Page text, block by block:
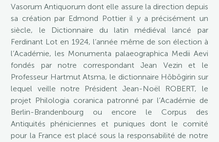
Vasorum Antiquorum dont elle assure la direction depuis
sa création par Edmond Pottier il y a précisément un
siècle, le Dictionnaire du latin médiéval lancé par
Ferdinant Lot en 1924, l’année même de son élection à
l’Académie, les Monumenta palaeographica Medii Aevi
fondés par notre correspondant Jean Vezin et le
Professeur Hartmut Atsma, le dictionnaire Hōbōgirin sur
lequel veille notre Président Jean-Noël ROBERT, le
projet Philologia coranica patronné par l’Académie de
Berlin-Brandenbourg ou encore le Corpus des
Antiquités phéniciennes et puniques dont le comité
pour la France est placé sous la responsabilité de notre